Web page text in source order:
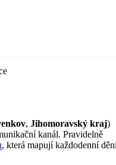
, Jihomoravský kraj)
kanál. Pravidelně
, která mapují každodenní